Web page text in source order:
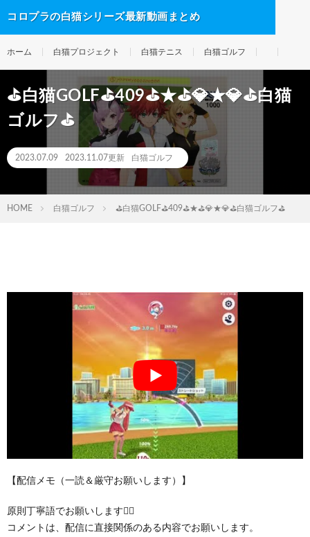
コロプラの白猫シリーズ最新動画まとめ
ホーム 白猫プロジェクト 白猫テニス 白猫ゴルフ
⛳白猫GOLF⛳409⛳★⛳💎★💎⛳白猫
ゴルフ⛳
2023.07.09 2023.11.07更新 白猫ゴルフ
HOME 白猫ゴルフ ⛳白猫GOLF⛳409⛳★⛳💎★💎⛳白猫ゴルフ⛳
【配信メモ（一読＆厳守お願いします）】
原則丁寧語でお願いします🙇‍♂️
コメントは、配信に直接関係のある内容でお願いします。